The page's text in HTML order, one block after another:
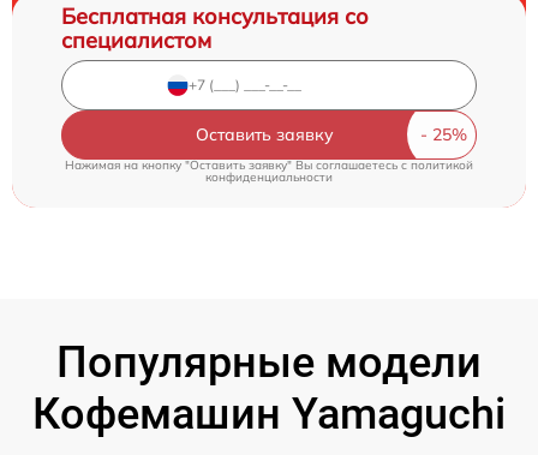
Бесплатная консультация со
специалистом
Оставить заявку
Нажимая на кнопку "Оставить заявку" Вы соглашаетесь cполитикой
конфиденциальности
Популярные модели
Кофемашин Yamaguchi